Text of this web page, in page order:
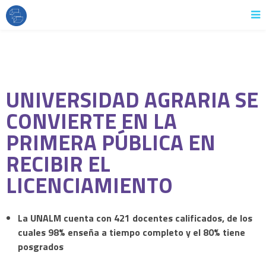
UNIVERSIDAD AGRARIA SE
CONVIERTE EN LA
PRIMERA PÚBLICA EN
RECIBIR EL
LICENCIAMIENTO
La UNALM cuenta con 421 docentes calificados, de los
cuales 98% enseña a tiempo completo y el 80% tiene
posgrados